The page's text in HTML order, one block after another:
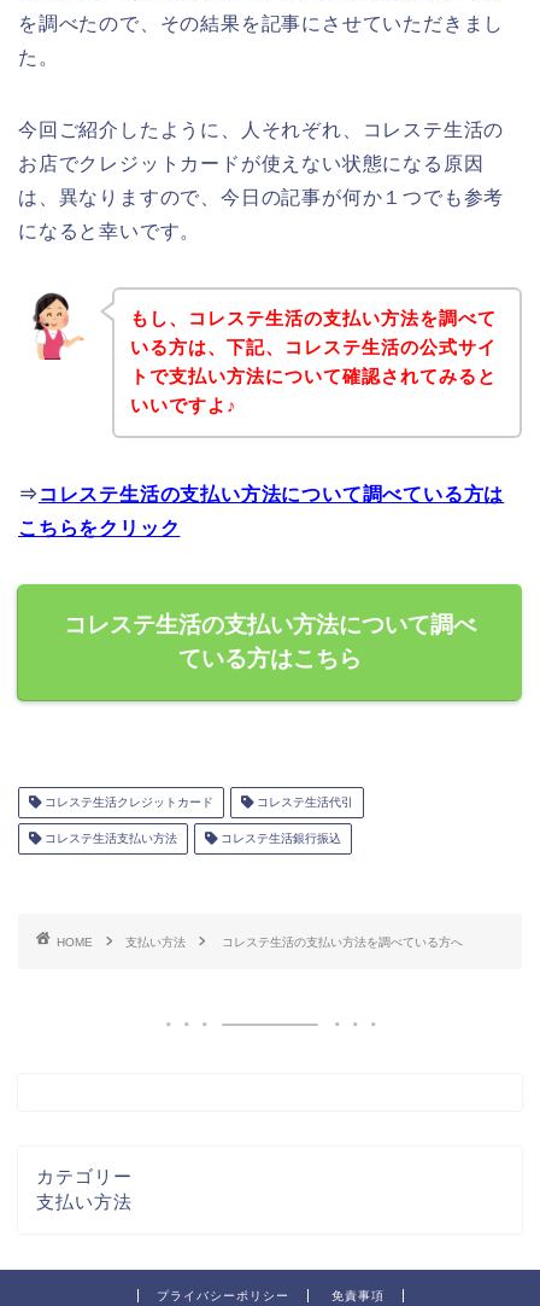
を調べたので、その結果を記事にさせていただきまし
た。
今回ご紹介したように、人それぞれ、コレステ生活の
お店でクレジットカードが使えない状態になる原因
は、異なりますので、今日の記事が何か１つでも参考
になると幸いです。
もし、コレステ生活の支払い方法を調べて
いる方は、下記、コレステ生活の公式サイ
トで支払い方法について確認されてみると
いいですよ♪
⇒ コレステ生活の支払い方法について調べている方は
こちらをクリック
コレステ生活の支払い方法について調べ
ている方はこちら
コレステ生活クレジットカード コレステ生活代引
コレステ生活支払い方法 コレステ生活銀行振込
HOME 支払い方法 コレステ生活の支払い方法を調べている方へ
カテゴリー
支払い方法
プライバシーポリシー 免責事項